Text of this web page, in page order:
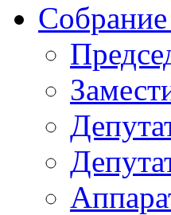
Собрание